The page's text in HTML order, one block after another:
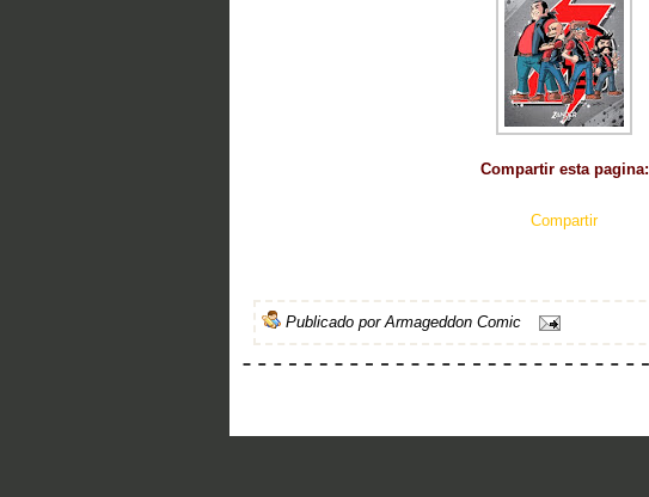
Compartir esta pagina:
Compartir
Publicado porArmageddon Comic